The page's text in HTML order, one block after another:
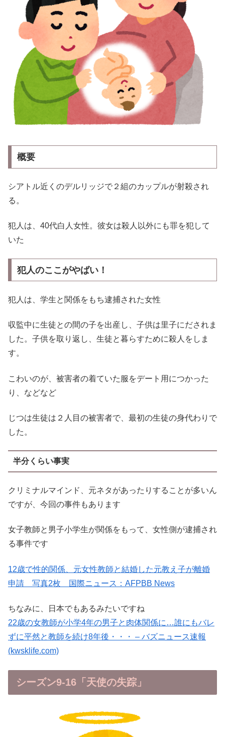
概要
シアトル近くのデルリッジで２組のカップルが射殺され
る。
犯人は、40代白人女性。彼女は殺人以外にも罪を犯して
いた
犯人のここがやばい！
犯人は、学生と関係をもち逮捕された女性
収監中に生徒との間の子を出産し、子供は里子にだされま
した。子供を取り返し、生徒と暮らすために殺人をしま
す。
こわいのが、被害者の着ていた服をデート用につかった
り、などなど
じつは生徒は２人目の被害者で、最初の生徒の身代わりで
した。
半分くらい事実
クリミナルマインド、元ネタがあったりすることが多いん
ですが、今回の事件もあります
女子教師と男子小学生が関係をもって、女性側が逮捕され
る事件です
12歳で性的関係、元女性教師と結婚した元教え子が離婚
申請 写真2枚 国際ニュース：AFPBB News
ちなみに、日本でもあるみたいですね
22歳の女教師が小学4年の男子と肉体関係に…誰にもバレ
ずに平然と教師を続け8年後・・・ – バズニュース速報
(kwsklife.com)
シーズン9-16「天使の失踪」